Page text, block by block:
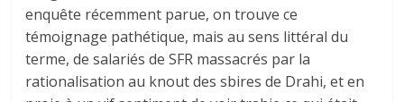
enquête récemment parue, on trouve ce
témoignage pathétique, mais au sens littéral du
terme, de salariés de SFR massacrés par la
rationalisation au knout des sbires de Drahi, et en